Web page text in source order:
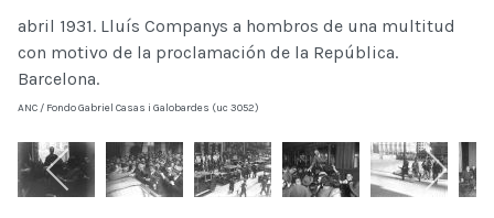
abril 1931. Lluís Companys a hombros de una multitud
con motivo de la proclamación de la República.
Barcelona.
ANC / Fondo Gabriel Casas i Galobardes (uc 3052)